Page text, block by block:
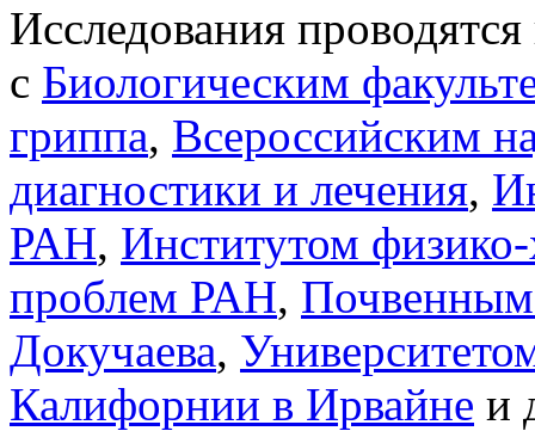
Исследования проводятся
с Биологическим
гриппа, Всероссийским
диагностики и лечения,
РАН, Институтом
проблем РАН,
Докучаева,
Калифорнии в Ирвайне и